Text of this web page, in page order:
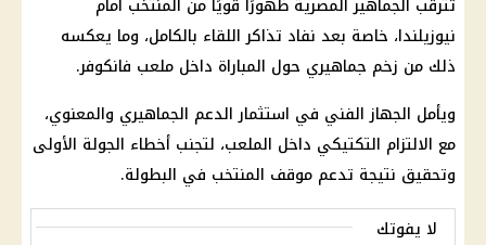
نيوزيلندا، خاصة بعد نفاد تذاكر اللقاء بالكامل، وما يعكسه
ذلك من زخم جماهيري حول المباراة داخل ملعب فانكوفر.
ويأمل الجهاز الفني في استثمارالدعم الجماهيري والمعنوي،
مع الالتزام التكتيكي داخل الملعب، لتجنب أخطاء الجولة الأولى
وتحقيق نتيجة تدعم موقف المنتخب في البطولة.
لا يفوتك